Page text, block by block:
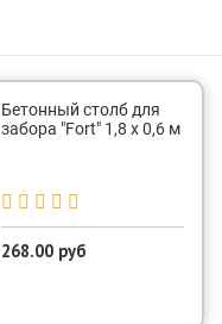
Бетонный столб для
забора "Fort" 1,8 х 0,6 м
268.00 руб